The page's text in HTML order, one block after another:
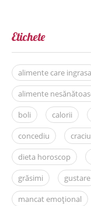
Etichete
alimente care ingrasa
alimente
boli
calorii
concediu
dieta horoscop
grăsimi
gustare
mancat emoțional